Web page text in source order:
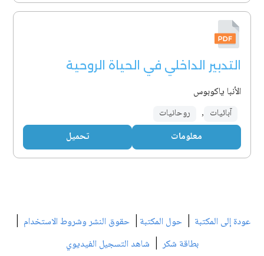
التدبير الداخلي في الحياة الروحية
الأنبا ياكوبوس
آبائيات , روحانيات
معلومات تحميل
عودة إلى المكتبة | حول المكتبة | حقوق النشر وشروط الاستخدام |
بطاقة شكر| شاهد التسجيل الفيديوي